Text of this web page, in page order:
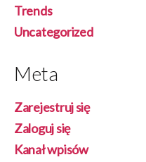
Trends
Uncategorized
Meta
Zarejestruj się
Zaloguj się
Kanał wpisów